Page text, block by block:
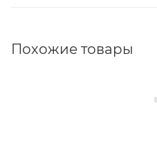
Похожие товары